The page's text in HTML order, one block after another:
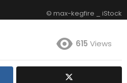
© max-kegfire _ iStock
615 Views